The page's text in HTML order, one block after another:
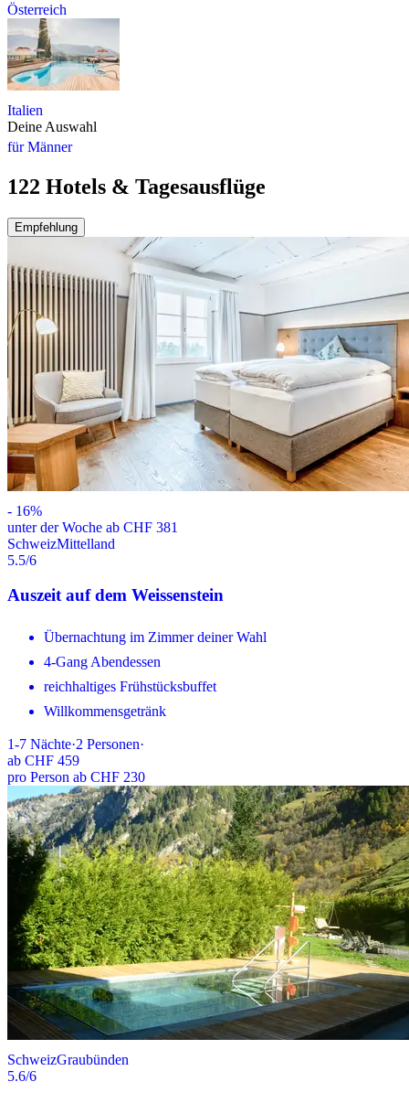
Österreich
Italien
Deine Auswahl
für Männer
122 Hotels & Tagesausflüge
Empfehlung
- 16%
unter der Woche ab CHF 381
SchweizMittelland
5.5/6
Auszeit auf dem Weissenstein
Übernachtung im Zimmer deiner Wahl
4-Gang Abendessen
reichhaltiges Frühstücksbuffet
Willkommensgetränk
1-7 Nächte·2 Personen·
ab CHF 459
pro Person ab CHF 230
SchweizGraubünden
5.6/6